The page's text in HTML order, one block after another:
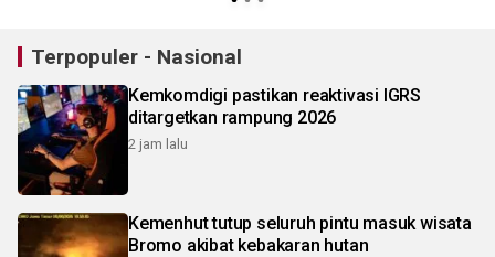
Terpopuler - Nasional
Kemkomdigi pastikan reaktivasi IGRS
ditargetkan rampung 2026
2 jam lalu
Kemenhut tutup seluruh pintu masuk wisata
Bromo akibat kebakaran hutan